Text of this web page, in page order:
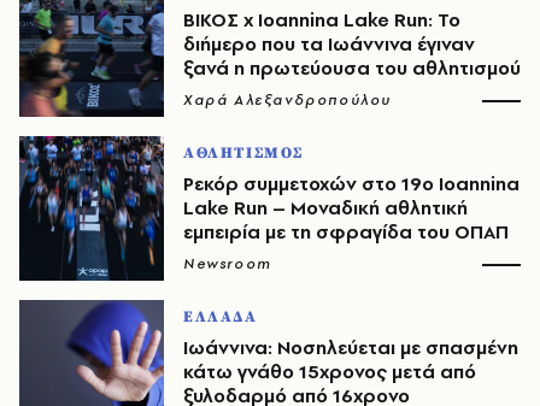
ΒΙΚΟΣ x Ioannina Lake Run: Το
διήμερο που τα Ιωάννινα έγιναν
ξανά η πρωτεύουσα του αθλητισμού
Χαρά Αλεξανδροπούλου
ΑΘΛΗΤΙΣΜΟΣ
Ρεκόρ συμμετοχών στο 19ο Ioannina
Lake Run – Μοναδική αθλητική
εμπειρία με τη σφραγίδα του ΟΠΑΠ
Newsroom
ΕΛΛΑΔΑ
Ιωάννινα: Νοσηλεύεται με σπασμένη
κάτω γνάθο 15χρονος μετά από
ξυλοδαρμό από 16χρονο